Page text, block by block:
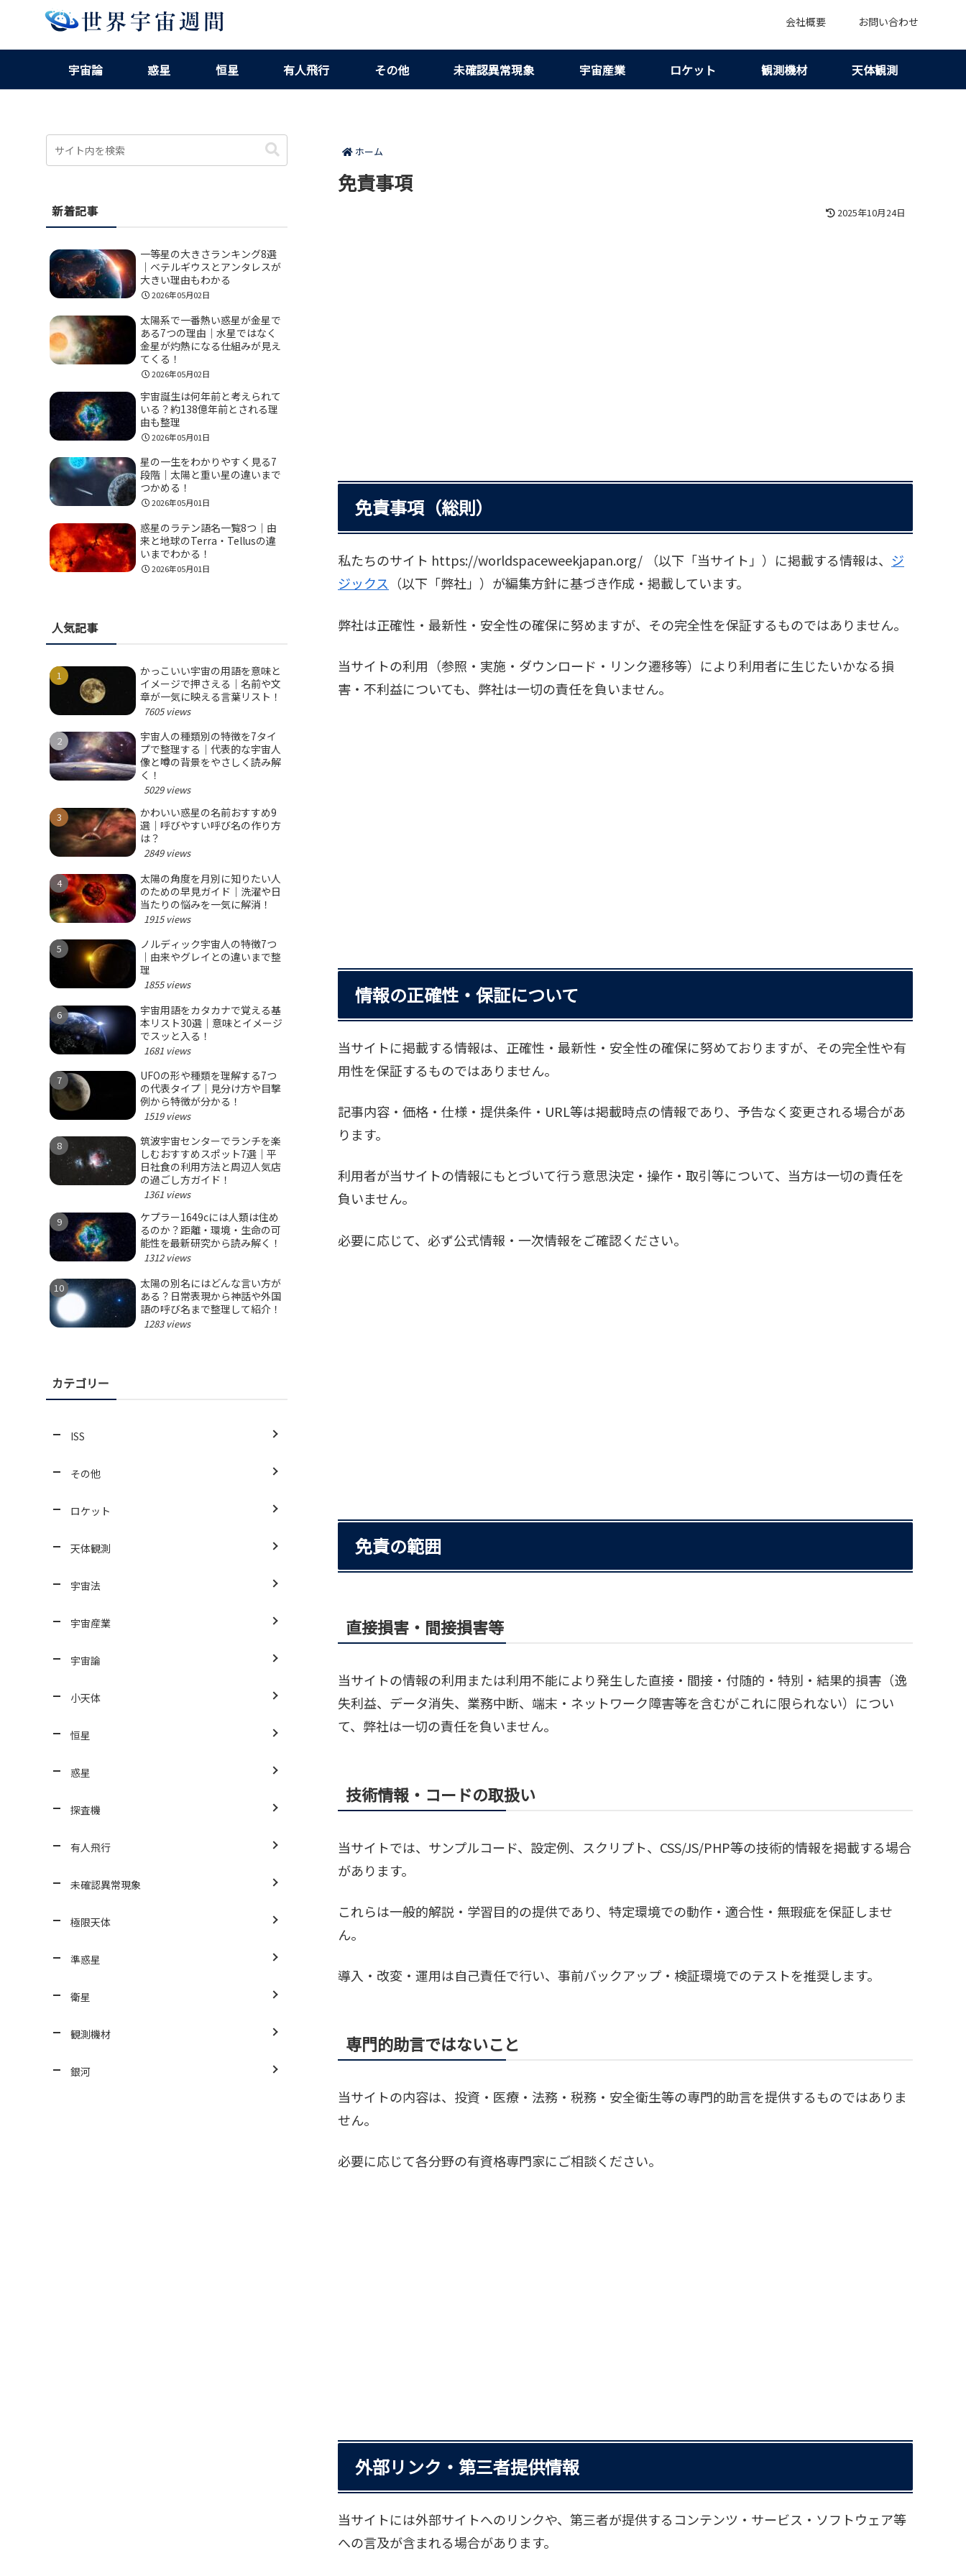
会社概要 お問い合わせ
宇宙論 惑星 恒星 有人飛行 その他 未確認異常現象 宇宙産業 ロケット 観測機材 天体観測
ホーム
免責事項
2025年10月24日
免責事項（総則）
私たちのサイト https://worldspaceweekjapan.org/ （以下「当サイト」）に掲載する情報は、 ジ
ジックス （以下「弊社」）が編集方針に基づき作成・掲載しています。
弊社は正確性・最新性・安全性の確保に努めますが、その完全性を保証するものではありません。
当サイトの利用（参照・実施・ダウンロード・リンク遷移等）により利用者に生じたいかなる損
害・不利益についても、弊社は一切の責任を負いません。
情報の正確性・保証について
当サイトに掲載する情報は、正確性・最新性・安全性の確保に努めておりますが、その完全性や有
用性を保証するものではありません。
記事内容・価格・仕様・提供条件・URL等は掲載時点の情報であり、予告なく変更される場合があ
ります。
利用者が当サイトの情報にもとづいて行う意思決定・操作・取引等について、当方は一切の責任を
負いません。
必要に応じて、必ず公式情報・一次情報をご確認ください。
免責の範囲
直接損害・間接損害等
当サイトの情報の利用または利用不能により発生した直接・間接・付随的・特別・結果的損害（逸
失利益、データ消失、業務中断、端末・ネットワーク障害等を含むがこれに限られない）につい
て、弊社は一切の責任を負いません。
技術情報・コードの取扱い
当サイトでは、サンプルコード、設定例、スクリプト、CSS/JS/PHP等の技術的情報を掲載する場合
があります。
これらは一般的解説・学習目的の提供であり、特定環境での動作・適合性・無瑕疵を保証しませ
ん。
導入・改変・運用は自己責任で行い、事前バックアップ・検証環境でのテストを推奨します。
専門的助言ではないこと
当サイトの内容は、投資・医療・法務・税務・安全衛生等の専門的助言を提供するものではありま
せん。
必要に応じて各分野の有資格専門家にご相談ください。
外部リンク・第三者提供情報
当サイトには外部サイトへのリンクや、第三者が提供するコンテンツ・サービス・ソフトウェア等
への言及が含まれる場合があります。
新着記事
一等星の大きさランキング8選
｜ベテルギウスとアンタレスが
大きい理由もわかる
2026年05月02日
太陽系で一番熱い惑星が金星で
ある7つの理由｜水星ではなく
金星が灼熱になる仕組みが見え
てくる！
2026年05月02日
宇宙誕生は何年前と考えられて
いる？約138億年前とされる理
由も整理
2026年05月01日
星の一生をわかりやすく見る7
段階｜太陽と重い星の違いまで
つかめる！
2026年05月01日
惑星のラテン語名一覧8つ｜由
来と地球のTerra・Tellusの違
いまでわかる！
2026年05月01日
人気記事
かっこいい宇宙の用語を意味と
イメージで押さえる｜名前や文
章が一気に映える言葉リスト！
7605 views
宇宙人の種類別の特徴を7タイ
プで整理する｜代表的な宇宙人
像と噂の背景をやさしく読み解
く！
5029 views
かわいい惑星の名前おすすめ9
選｜呼びやすい呼び名の作り方
は？
2849 views
太陽の角度を月別に知りたい人
のための早見ガイド｜洗濯や日
当たりの悩みを一気に解消！
1915 views
ノルディック宇宙人の特徴7つ
｜由来やグレイとの違いまで整
理
1855 views
宇宙用語をカタカナで覚える基
本リスト30選｜意味とイメージ
でスッと入る！
1681 views
UFOの形や種類を理解する7つ
の代表タイプ｜見分け方や目撃
例から特徴が分かる！
1519 views
筑波宇宙センターでランチを楽
しむおすすめスポット7選｜平
日社食の利用方法と周辺人気店
の過ごし方ガイド！
1361 views
ケプラー1649cには人類は住め
るのか？距離・環境・生命の可
能性を最新研究から読み解く！
1312 views
太陽の別名にはどんな言い方が
ある？日常表現から神話や外国
語の呼び名まで整理して紹介！
1283 views
カテゴリー
ISS
その他
ロケット
天体観測
宇宙法
宇宙産業
宇宙論
小天体
恒星
惑星
探査機
有人飛行
未確認異常現象
極限天体
準惑星
衛星
観測機材
銀河